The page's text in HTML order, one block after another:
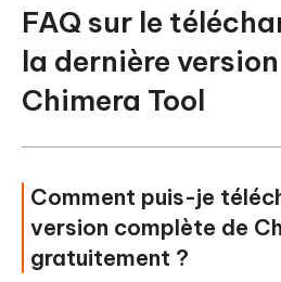
FAQ sur le
la dernière
Chimera Tool
Comment puis-je
version complète de
gratuitement ?